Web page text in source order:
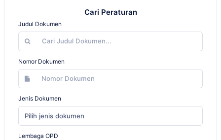
Cari Peraturan
Judul Dokumen
Nomor Dokumen
Jenis Dokumen
Pilih jenis dokumen
Lembaga OPD